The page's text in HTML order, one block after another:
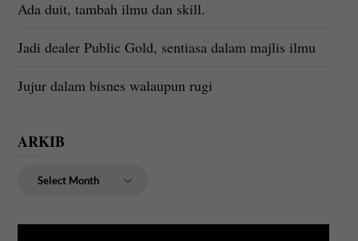
Ada duit, tambah ilmu dan skill.
Jadi dealer Public Gold, sentiasa dalam majlis ilmu
Jujur dalam bisnes walaupun rugi
ARKIB
ARKIB